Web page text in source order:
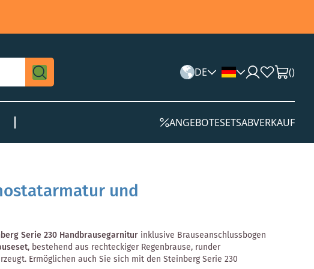
DE ()
ANGEBOTESETSABVERKAUF
und
Serie 230 Handbrausegarnitur inklusive Brauseanschlussbogen
, bestehend aus rechteckiger Regenbrause, runder
Ermöglichen auch Sie sich mit den Steinberg Serie 230